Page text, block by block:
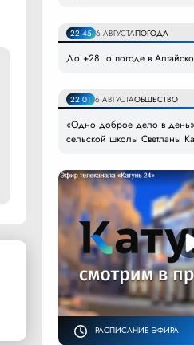
22:45 6 АВГУСТАПОГОДА
До +28: о погоде в
22:01 6 АВГУСТАОБЩЕСТВО
«Одно доброе дело в
сельской школы Светланы
РАСПИСАНИЕ ЭФИРА